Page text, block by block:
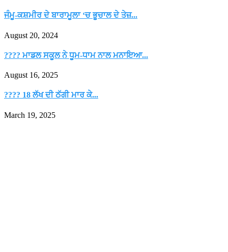
ਜੰਮੂ-ਕਸ਼ਮੀਰ ਦੇ ਬਾਰਾਮੂਲਾ ‘ਚ ਭੂਚਾਲ ਦੇ ਤੇਜ਼...
August 20, 2024
???? ਮਾਡਲ ਸਕੂਲ ਨੇ ਧੂਮ-ਧਾਮ ਨਾਲ ਮਨਾਇਆ...
August 16, 2025
???? 18 ਲੱਖ ਦੀ ਠੱਗੀ ਮਾਰ ਕੇ...
March 19, 2025